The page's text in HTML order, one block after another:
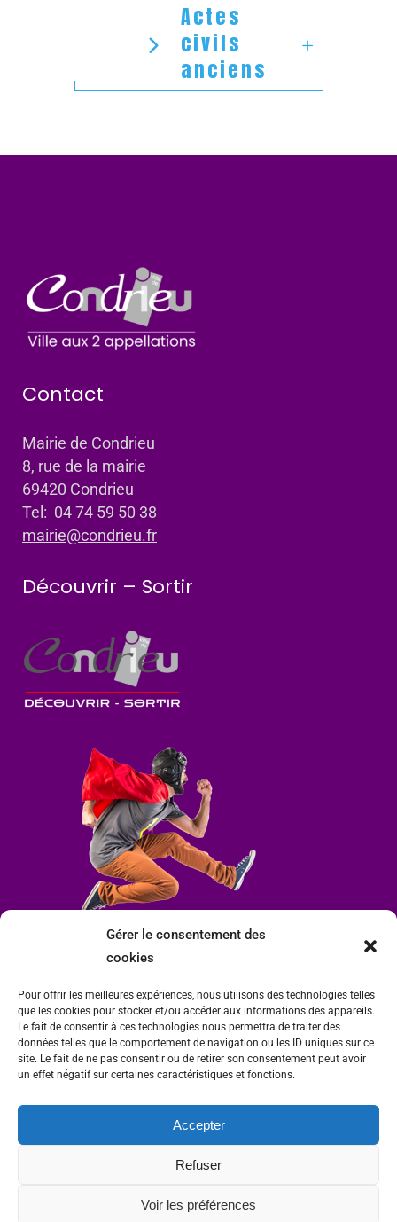
Gérer le consentement des
cookies
Pour offrir les meilleures expériences, nous utilisons des technologies telles
que les cookies pour stocker et/ou accéder aux informations des appareils.
Le fait de consentir à ces technologies nous permettra de traiter des
données telles que le comportement de navigation ou les ID uniques sur ce
site. Le fait de ne pas consentir ou de retirer son consentement peut avoir
un effet négatif sur certaines caractéristiques et fonctions.
Accepter
Refuser
Voir les préférences
Actes
civils
anciens
Contact
Mairie de Condrieu
8, rue de la mairie
69420 Condrieu
Tel: 04 74 59 50 38
mairie@condrieu.fr
Découvrir – Sortir
Mairie de Condrieu | Copyright © 2023 |Mentions légales
Thierry Caizes Freelance| Photos parOmbre et Matière - Photographe